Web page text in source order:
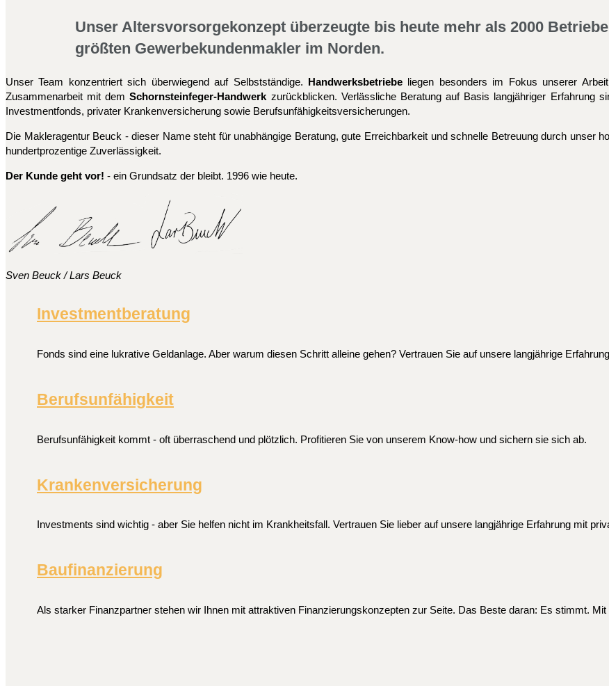
Unser Altersvorsorgekonzept überzeugte bis heute mehr als 2000
größten Gewerbekundenmakler im Norden.
Unser Team konzentriert sich überwiegend auf Selbstständige. Handwerksbetriebe liegen besonders im Fokus unserer
Zusammenarbeit mit demSchornsteinfeger-Handwerk zurückblicken. Verlässliche Beratung auf Basis langjähriger Erfahrung
Investmentfonds, privater Krankenversicherung sowie Berufsunfähigkeitsversicherungen.
Die Makleragentur Beuck - dieser Name steht für unabhängige Beratung, gute Erreichbarkeit und schnelle Betreuung durch unser
hundertprozentige Zuverlässigkeit.
Der Kunde geht vor! - ein Grundsatz der bleibt. 1996 wie heute.
Sven Beuck / Lars Beuck
Investmentberatung
Fonds sind eine lukrative Geldanlage. Aber warum diesen Schritt alleine gehen? Vertrauen Sie auf unsere langjährige
Berufsunfähigkeit
Berufsunfähigkeit kommt - oft überraschend und plötzlich. Profitieren Sie von unserem Know-how und sichern sie sich ab.
Krankenversicherung
Investments sind wichtig - aber Sie helfen nicht im Krankheitsfall. Vertrauen Sie lieber auf unsere langjährige Erfahrung mit
Baufinanzierung
Als starker Finanzpartner stehen wir Ihnen mit attraktiven Finanzierungskonzepten zur Seite. Das Beste daran: Es stimmt.